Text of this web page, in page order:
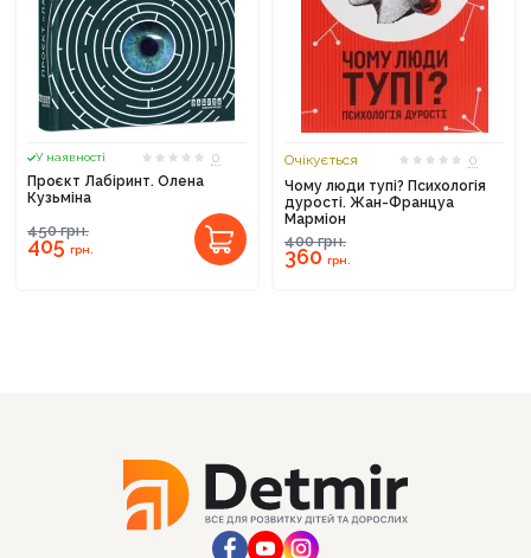
У наявності
0
Проєкт Лабіринт. Олена
Кузьміна
450грн.
405грн.
Очікується
0
Чому люди тупі? Психологія
дурості. Жан-Француа
Марміон
400грн.
360грн.